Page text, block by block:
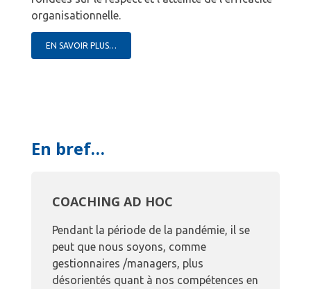
organisationnelle.
EN SAVOIR PLUS…
En bref…
COACHING AD HOC
Pendant la période de la pandémie, il se
peut que nous soyons, comme
gestionnaires /managers, plus
désorientés quant à nos compétences en